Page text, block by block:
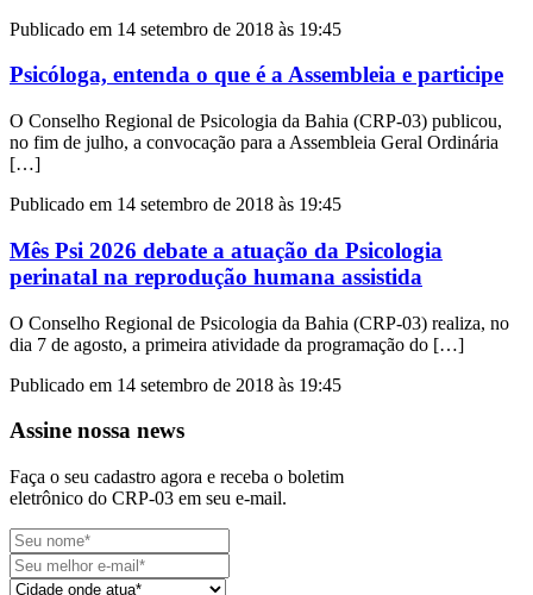
Publicado em 14 setembro de 2018 às 19:45
Psicóloga, entenda o que é a Assembleia e participe
O Conselho Regional de Psicologia da Bahia (CRP-03) publicou,
no fim de julho, a convocação para a Assembleia Geral Ordinária
[…]
Publicado em 14 setembro de 2018 às 19:45
Mês Psi 2026 debate a atuação da Psicologia
perinatal na reprodução humana assistida
O Conselho Regional de Psicologia da Bahia (CRP-03) realiza, no
dia 7 de agosto, a primeira atividade da programação do […]
Publicado em 14 setembro de 2018 às 19:45
Assine nossa news
Faça o seu cadastro agora e receba o boletim
eletrônico do CRP-03 em seu e-mail.